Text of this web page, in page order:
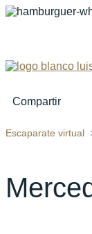
Compartir
Escaparate virtual